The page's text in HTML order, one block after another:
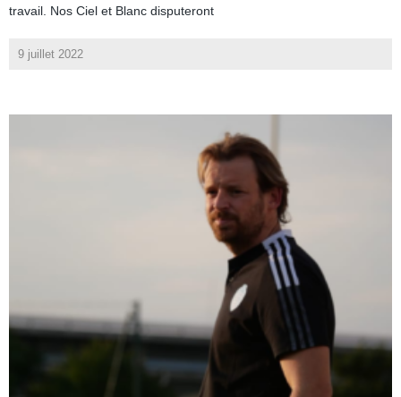
travail. Nos Ciel et Blanc disputeront
9 juillet 2022